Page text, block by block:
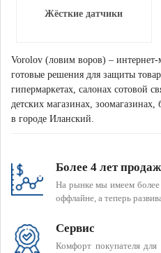
Жёсткие датчики
Vorolov (ловим воров) – интернет-
готовые решения для защиты
гипермаркетах, салонах сотовой
детских магазинах,
в городе Иланский.
Более 4 лет продаж
На рынке мы имеем более
оффлайне, а теперь
Сервис
Комфорт покупателя для